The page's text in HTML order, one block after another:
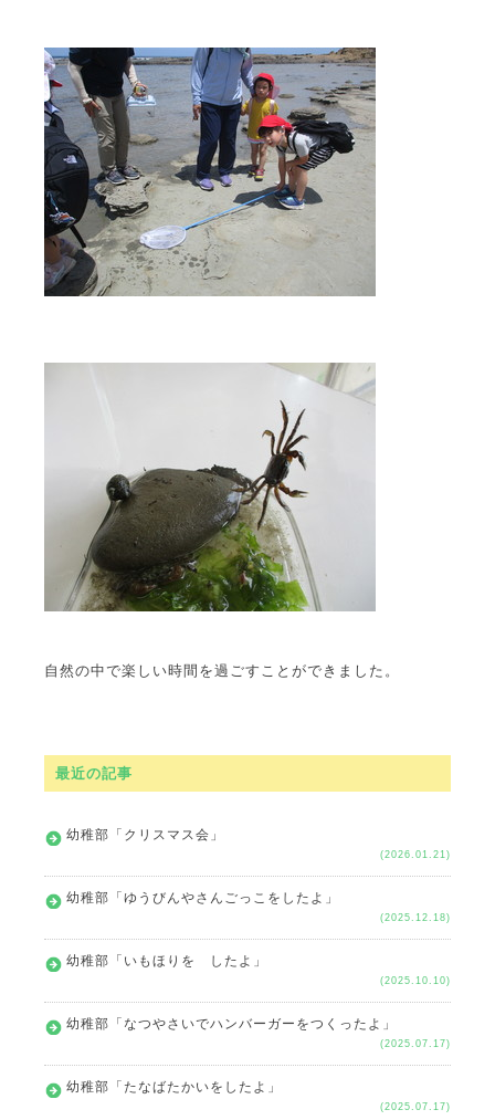
自然の中で楽しい時間を過ごすことができました。
最近の記事
幼稚部「クリスマス会」
(2026.01.21)
幼稚部「ゆうびんやさんごっこをしたよ」
(2025.12.18)
幼稚部「いもほりを したよ」
(2025.10.10)
幼稚部「なつやさいでハンバーガーをつくったよ」
(2025.07.17)
幼稚部「たなばたかいをしたよ」
(2025.07.17)